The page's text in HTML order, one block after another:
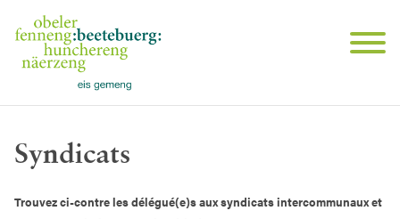
Syndicats
Trouvez ci-contre les délégué(e)s aux syndicats intercommunaux et